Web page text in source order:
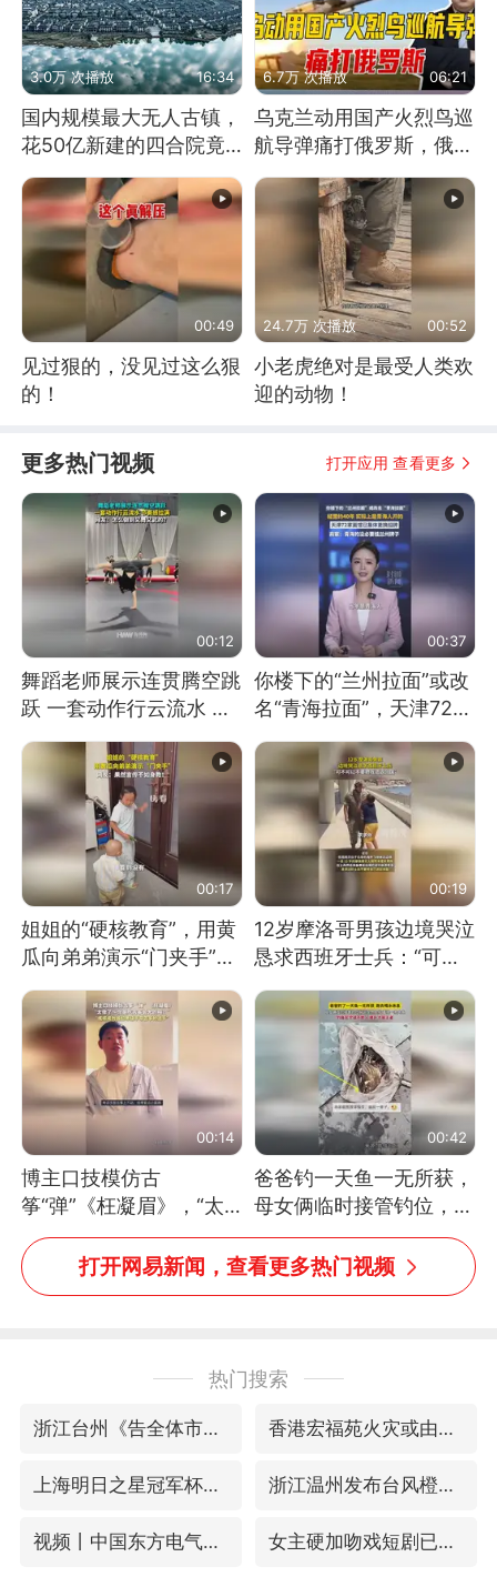
3.0万 次播放 16:34
国内规模最大无人古镇，
花50亿新建的四合院竟
没人住，发生了啥
6.7万 次播放 06:21
乌克兰动用国产火烈鸟巡
航导弹痛打俄罗斯，俄军
为什么没能拦截？
00:49
见过狠的，没见过这么狠
的！
24.7万 次播放 00:52
小老虎绝对是最受人类欢
迎的动物！
更多热门视频 打开应用 查看更多
00:12
舞蹈老师展示连贯腾空跳
跃 一套动作行云流水 节
到又舞又武的？
00:37
你楼下的“兰州拉面”或改
名“青海拉面”，天津72家
00:17
姐姐的“硬核教育”，用黄
瓜向弟弟演示“门夹手”，
教！
00:19
12岁摩洛哥男孩边境哭泣
恳求西班牙士兵：“可不
00:14
博主口技模仿古
筝“弹”《枉凝眉》，“太
像了～你是吃古筝长大的
吗？”“或将成为首位考级
不带古筝的选手。”（来
00:42
爸爸钓一天鱼一无所获，
母女俩临时接管钓位，用
玩具鱼竿钓上大鱼
打开网易新闻，查看更多热门视频
热门搜索
浙江台州《告全体市民书》 香港宏福苑火灾或由烟头引起
上海明日之星冠军杯调整决赛时间 浙江温州发布台风橙色预警信号
视频丨中国东方电气集团原党组副书记、董事宋致远被查 女主硬加吻戏短剧已下架